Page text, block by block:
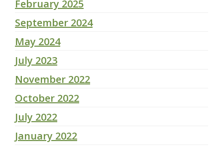
February 2025
September 2024
May 2024
July 2023
November 2022
October 2022
July 2022
January 2022